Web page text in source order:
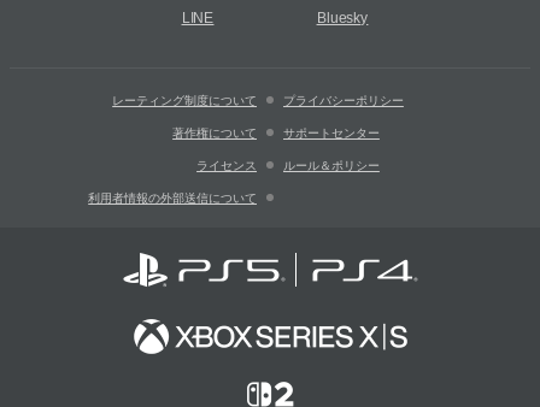
LINE Bluesky
レーティング制度について プライバシーポリシー
著作権について サポートセンター
ライセンス ルール＆ポリシー
利用者情報の外部送信について